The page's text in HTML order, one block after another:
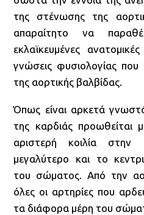
της στένωσης της
απαραίτητο να
εκλαϊκευμένες
γνώσεις φυσιολογίας
της αορτικής βαλβίδας.
Όπως είναι αρκετά
της καρδιάς
αριστερή κοιλία
μεγαλύτερο και το
του σώματος. Από την
όλες οι αρτηρίες που
τα διάφορα μέρη του